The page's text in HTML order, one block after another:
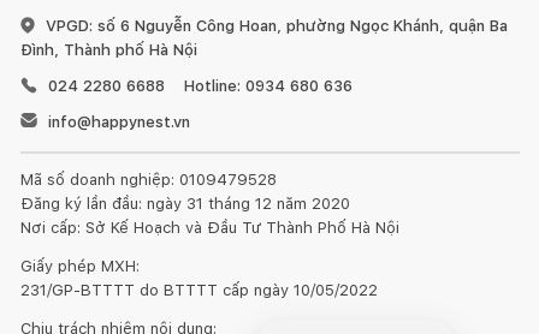
VPGD: số 6 Nguyễn Công Hoan, phường Ngọc Khánh, quận Ba
Đình, Thành phố Hà Nội
024 2280 6688
Hotline: 0934 680 636
info@happynest.vn
Mã số doanh nghiệp: 0109479528
Đăng ký lần đầu: ngày 31 tháng 12 năm 2020
Nơi cấp: Sở Kế Hoạch và Đầu Tư Thành Phố Hà Nội
Giấy phép MXH:
231/GP-BTTTT do BTTTT cấp ngày 10/05/2022
Chịu trách nhiệm nội dung: